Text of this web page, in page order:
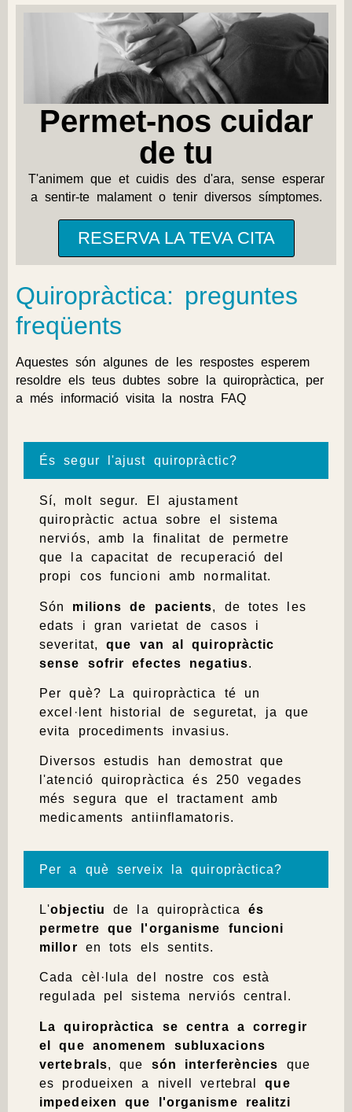
Permet-nos cuidar
de tu
T'animem que et cuidis des d'ara, sense esperar
a sentir-te malament o tenir diversos símptomes.
RESERVA LA TEVA CITA
Quiropràctica: preguntes
freqüents
Aquestes són algunes de les respostes esperem
resoldre els teus dubtes sobre la quiropràctica, per
a més informació visita la nostra
FAQ
És segur l'ajust quiropràctic?
Sí, molt segur. El
ajustament
quiropràctic actua sobre el sistema
nerviós, amb la finalitat de permetre
que la capacitat de recuperació del
propi cos funcioni amb normalitat.
Són milions de pacients, de totes les
edats i gran varietat de casos i
severitat,que van al quiropràctic
sense sofrir efectes negatius.
Per què? La quiropràctica té un
excel·lent historial de seguretat, ja que
evita procediments invasius.
Diversos estudis han demostrat que
l'atenció quiropràctica és 250 vegades
més segura que el tractament amb
medicaments antiinflamatoris.
Per a què serveix la quiropràctica?
L'objectiu de la quiropràcticaés
permetre que l'organisme funcioni
millor en tots els sentits.
Cada cèl·lula del nostre cos està
regulada pel sistema nerviós central.
La quiropràctica se centra a corregir
el que anomenem subluxacions
vertebrals, que són interferències que
es produeixen a nivell vertebralque
impedeixen que l'organisme realitzi